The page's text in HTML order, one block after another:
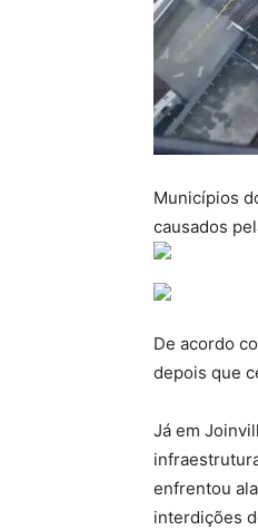
Municípios
causados
De acordo
depois que
Já em
enfrentou
interdições